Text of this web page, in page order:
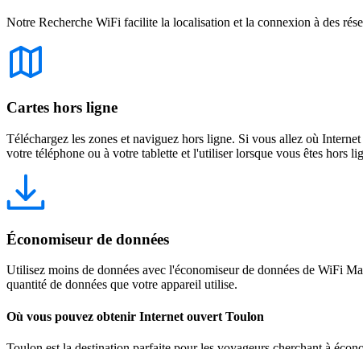
Notre Recherche WiFi facilite la localisation et la connexion à des
Cartes hors ligne
Téléchargez les zones et naviguez hors ligne. Si vous allez où
votre téléphone ou à votre tablette et l'utiliser lorsque vous êtes hors
Économiseur de données
Utilisez moins de données avec l'économiseur de données de WiFi
quantité de données que votre appareil utilise.
Où vous pouvez obtenir Internet ouvert Toulon